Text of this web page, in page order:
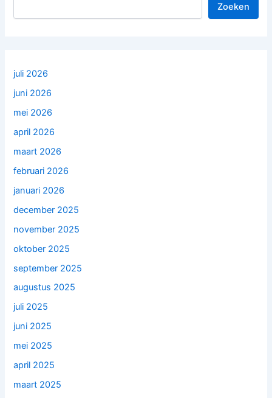
Zoeken
juli 2026
juni 2026
mei 2026
april 2026
maart 2026
februari 2026
januari 2026
december 2025
november 2025
oktober 2025
september 2025
augustus 2025
juli 2025
juni 2025
mei 2025
april 2025
maart 2025